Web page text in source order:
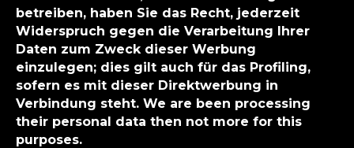
betreiben, haben Sie das Recht, jederzeit
Widerspruch gegen die Verarbeitung Ihrer
Daten zum Zweck dieser Werbung
einzulegen; dies gilt auch für das Profiling,
sofern es mit dieser Direktwerbung in
Verbindung steht. We are been processing
their personal data then not more for this
purposes.